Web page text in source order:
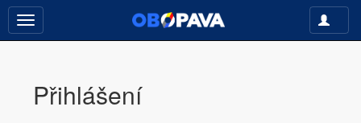
Toggle
navigation
Toggle
Přihlášení